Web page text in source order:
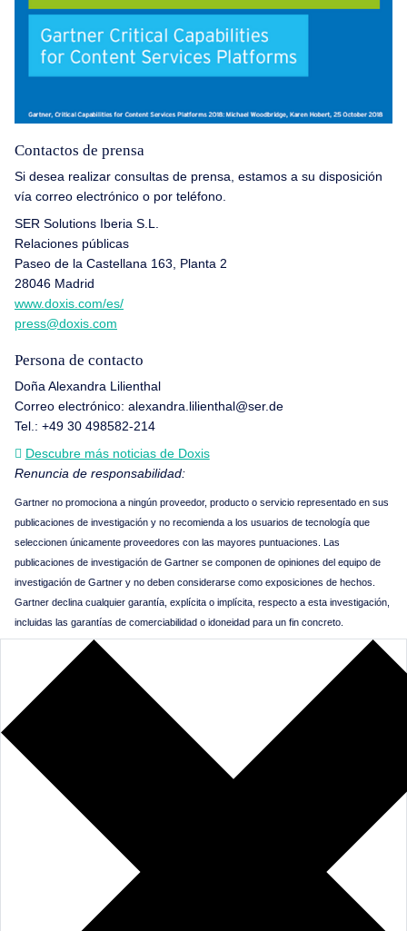
Contactos de prensa
Si desea realizar consultas de prensa, estamos a su disposición
vía correo electrónico o por teléfono.
SER Solutions Iberia S.L.
Relaciones públicas
Paseo de la Castellana 163, Planta 2
28046 Madrid
www.doxis.com/es/
press@doxis.com
Persona de contacto
Doña Alexandra Lilienthal
Correo electrónico: alexandra.lilienthal@ser.de
Tel.: +49 30 498582-214
Descubre más noticias de Doxis
Renuncia de responsabilidad:
Gartner no promociona a ningún proveedor, producto o servicio representado en sus
publicaciones de investigación y no recomienda a los usuarios de tecnología que
seleccionen únicamente proveedores con las mayores puntuaciones. Las
publicaciones de investigación de Gartner se componen de opiniones del equipo de
investigación de Gartner y no deben considerarse como exposiciones de hechos.
Gartner declina cualquier garantía, explícita o implícita, respecto a esta investigación,
incluidas las garantías de comerciabilidad o idoneidad para un fin concreto.